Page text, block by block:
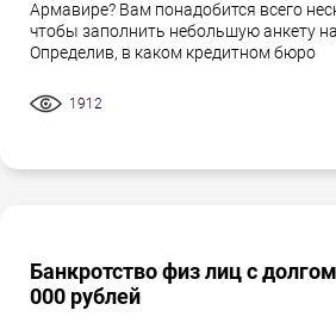
Армавире? Вам понадобится всего
чтобы заполнить небольшую анкету
Определив, в каком кредитном бюро
1912
Банкротство физ лиц с
000 рублей